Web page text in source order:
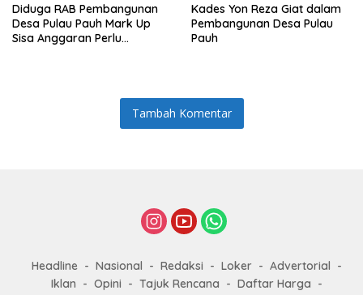
Diduga RAB Pembangunan
Desa Pulau Pauh Mark Up
Sisa Anggaran Perlu
Kades Yon Reza Giat dalam
Pembangunan Desa Pulau
Pauh
Tambah Komentar
Headline Nasional Redaksi Loker
Advertorial
Iklan
Opini Tajuk Rencana
Daftar Harga